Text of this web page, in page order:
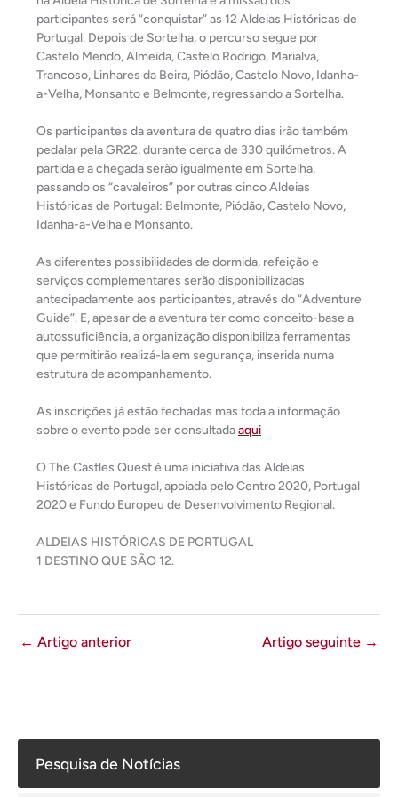
Pesquisa de Notícias
participantes será “conquistar” as 12 Aldeias Históricas de
Portugal. Depois de Sortelha, o percurso segue por
Castelo Mendo, Almeida, Castelo Rodrigo, Marialva,
Trancoso, Linhares da Beira, Piódão, Castelo Novo, Idanha-
a-Velha, Monsanto e Belmonte, regressando a Sortelha.
Os participantes da aventura de quatro dias irão também
pedalar pela GR22, durante cerca de 330 quilómetros. A
partida e a chegada serão igualmente em Sortelha,
passando os “cavaleiros” por outras cinco Aldeias
Históricas de Portugal: Belmonte, Piódão, Castelo Novo,
Idanha-a-Velha e Monsanto.
As diferentes possibilidades de dormida, refeição e
serviços complementares serão disponibilizadas
antecipadamente aos participantes, através do “Adventure
Guide”. E, apesar de a aventura ter como conceito-base a
autossuficiência, a organização disponibiliza ferramentas
que permitirão realizá-la em segurança, inserida numa
estrutura de acompanhamento.
As inscrições já estão fechadas mas toda a informação
sobre o evento pode ser consultadaaqui
O The Castles Quest é uma iniciativa das Aldeias
Históricas de Portugal, apoiada pelo Centro 2020, Portugal
2020 e Fundo Europeu de Desenvolvimento Regional.
ALDEIAS HISTÓRICAS DE PORTUGAL
1 DESTINO QUE SÃO 12.
← Artigo anterior Artigo seguinte →